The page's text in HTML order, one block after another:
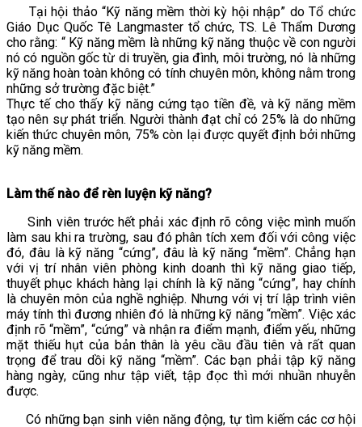
Tại hội thảo “Kỹ năng mềm thời kỳ hội nhập” do Tổ chức
Giáo Dục Quốc Tê Langmaster tổ chức, TS. Lê Thẩm Dương
cho rằng: “ Kỹ năng mềm là những kỹ năng thuộc về con người
nó có nguồn gốc từ di truyền, gia đình, môi trường, nó là những
kỹ năng hoàn toàn không có tính chuyên môn, không nằm trong
những sở trường đặc biệt.”
Thực tế cho thấy kỹ năng cứng tạo tiền đề, và kỹ năng mềm
tạo nên sự phát triển. Người thành đạt chỉ có 25% là do những
kiến thức chuyên môn, 75% còn lại được quyết định bởi những
kỹ năng mềm.
Làm thế nào để rèn luyện kỹ năng?
Sinh viên trước hết phải xác định rõ công việc mình muốn
làm sau khi ra trường, sau đó phân tích xem đối với công việc
đó, đâu là kỹ năng “cứng”, đâu là kỹ năng “mềm”. Chẳng hạn
với vị trí nhân viên phòng kinh doanh thì kỹ năng giao tiếp,
thuyết phục khách hàng lại chính là kỹ năng “cứng”, hay chính
là chuyên môn của nghề nghiệp. Nhưng với vị trí lập trình viên
máy tính thì đương nhiên đó là những kỹ năng “mềm”. Việc xác
định rõ “mềm”, “cứng” và nhận ra điểm mạnh, điểm yếu, những
mặt thiếu hụt của bản thân là yêu cầu đầu tiên và rất quan
trọng để trau dồi kỹ năng “mềm”. Các bạn phải tập kỹ năng
hàng ngày, cũng như tập viết, tập đọc thì mới nhuần nhuyễn
được.
Có những bạn sinh viên năng động, tự tìm kiếm các cơ hội